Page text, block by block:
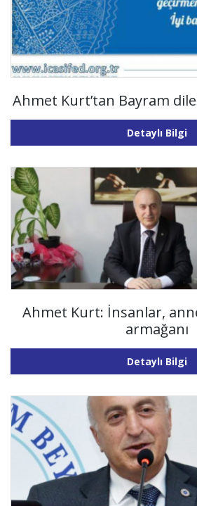
Ahmet Kurt’tan Bayram
Detaylı Bilgi
Ahmet Kurt: İnsanlar,
armağanı
Detaylı Bilgi